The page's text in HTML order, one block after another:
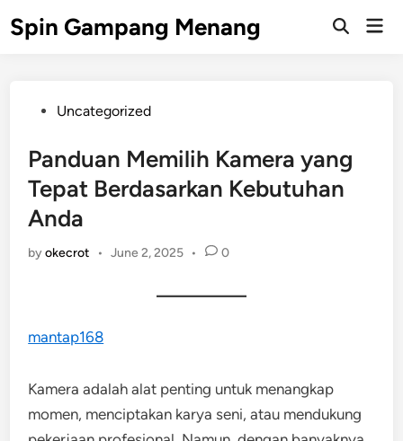
toSpin Gampang Menang
Open
PostedUncategorized
Panduan Memilih Kamera yang
Tepat Berdasarkan Kebutuhan
Anda
byokecrot • June 2, 2025 • 0
mantap168
Kamera adalah alat penting untuk menangkap
momen, menciptakan karya seni, atau mendukung